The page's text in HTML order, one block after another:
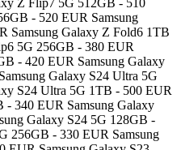
- 520 EUR Samsung
Samsung Galaxy Z Fold6 1TB
5G 256GB - 380 EUR
- 420 EUR Samsung Galaxy
Galaxy S24 Ultra 5G
S24 Ultra 5G 1TB - 500 EUR
- 340 EUR Samsung Galaxy
Galaxy S24 5G 128GB -
256GB - 330 EUR Samsung